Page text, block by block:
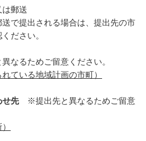
郵送
される場合は、提出先の市
ださい。
るためご留意ください。
ている地域計画の市町）
せ先※提出先と異なるためご留意